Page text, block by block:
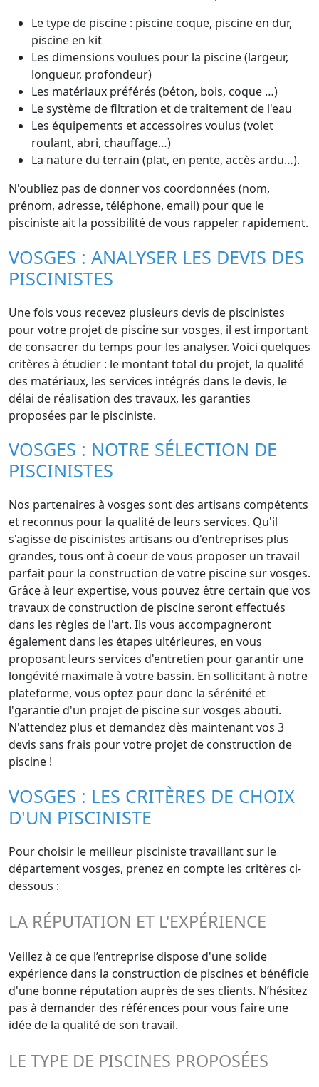
Le type de piscine : piscine coque, piscine en dur,
piscine en kit
Les dimensions voulues pour la piscine (largeur,
longueur, profondeur)
Les matériaux préférés (béton, bois, coque …)
Le système de filtration et de traitement de l'eau
Les équipements et accessoires voulus (volet
roulant, abri, chauffage…)
La nature du terrain (plat, en pente, accès ardu…).
N'oubliez pas de donner vos coordonnées (nom,
prénom, adresse, téléphone, email) pour que le
pisciniste ait la possibilité de vous rappeler rapidement.
VOSGES : ANALYSER LES DEVIS DES
PISCINISTES
Une fois vous recevez plusieurs devis de piscinistes
pour votre projet de piscine sur vosges, il est important
de consacrer du temps pour les analyser. Voici quelques
critères à étudier : le montant total du projet, la qualité
des matériaux, les services intégrés dans le devis, le
délai de réalisation des travaux, les garanties
proposées par le pisciniste.
VOSGES : NOTRE SÉLECTION DE
PISCINISTES
Nos partenaires à vosges sont des artisans compétents
et reconnus pour la qualité de leurs services. Qu'il
s'agisse de piscinistes artisans ou d'entreprises plus
grandes, tous ont à coeur de vous proposer un travail
parfait pour la construction de votre piscine sur vosges.
Grâce à leur expertise, vous pouvez être certain que vos
travaux de construction de piscine seront effectués
dans les règles de l'art. Ils vous accompagneront
également dans les étapes ultérieures, en vous
proposant leurs services d'entretien pour garantir une
longévité maximale à votre bassin. En sollicitant à notre
plateforme, vous optez pour donc la sérénité et
l'garantie d'un projet de piscine sur vosges abouti.
N'attendez plus et demandez dès maintenant vos 3
devis sans frais pour votre projet de construction de
piscine !
VOSGES : LES CRITÈRES DE CHOIX
D'UN PISCINISTE
Pour choisir le meilleur pisciniste travaillant sur le
département vosges, prenez en compte les critères ci-
dessous :
LA RÉPUTATION ET L'EXPÉRIENCE
Veillez à ce que l’entreprise dispose d'une solide
expérience dans la construction de piscines et bénéficie
d'une bonne réputation auprès de ses clients. N’hésitez
pas à demander des références pour vous faire une
idée de la qualité de son travail.
LE TYPE DE PISCINES PROPOSÉES